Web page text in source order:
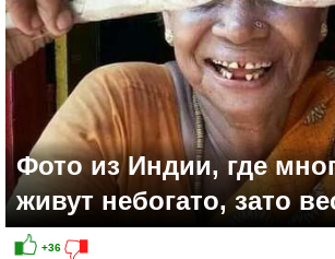
Фото из Индии, где
живут небогато, зато